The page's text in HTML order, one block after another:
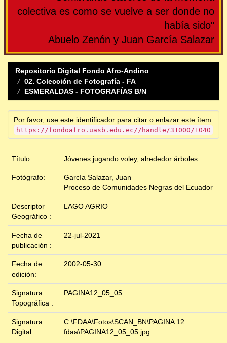
colectiva es como se vuelve a ser donde no
había sido"
Abuelo Zenón y Juan García Salazar
Repositorio Digital Fondo Afro-Andino
02. Colección de Fotografía - FA
ESMERALDAS - FOTOGRAFÍAS B/N
Por favor, use este identificador para citar o enlazar este ítem:
https://fondoafro.uasb.edu.ec//handle/31000/1040
Título : Jóvenes jugando voley, alrededor árboles
Fotógrafo:
García Salazar, Juan
Proceso de Comunidades Negras del Ecuador
Descriptor
Geográfico :
LAGO AGRIO
Fecha de
publicación :
22-jul-2021
Fecha de
edición:
2002-05-30
Signatura
Topográfica :
PAGINA12_05_05
Signatura
Digital :
C:\FDAA\Fotos\SCAN_BN\PAGINA 12
fdaa\PAGINA12_05_05.jpg